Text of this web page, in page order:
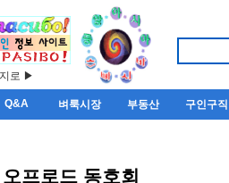
로 ▶
Q&A 벼룩시장 부동산 구인구직
오프로드 동호회